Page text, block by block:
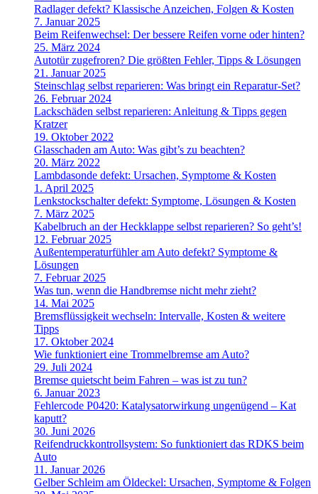
Radlager defekt? Klassische Anzeichen, Folgen & Kosten
7. Januar 2025
Beim Reifenwechsel: Der bessere Reifen vorne oder hinten?
25. März 2024
Autotür zugefroren? Die größten Fehler, Tipps & Lösungen
21. Januar 2025
Steinschlag selbst reparieren: Was bringt ein Reparatur-Set?
26. Februar 2024
Lackschäden selbst reparieren: Anleitung & Tipps gegen
Kratzer
19. Oktober 2022
Glasschaden am Auto: Was gibt’s zu beachten?
20. März 2022
Lambdasonde defekt: Ursachen, Symptome & Kosten
1. April 2025
Lenkstockschalter defekt: Symptome, Lösungen & Kosten
7. März 2025
Kabelbruch an der Heckklappe selbst reparieren? So geht’s!
12. Februar 2025
Außentemperaturfühler am Auto defekt? Symptome &
Lösungen
7. Februar 2025
Was tun, wenn die Handbremse nicht mehr zieht?
14. Mai 2025
Bremsflüssigkeit wechseln: Intervalle, Kosten & weitere
Tipps
17. Oktober 2024
Wie funktioniert eine Trommelbremse am Auto?
29. Juli 2024
Bremse quietscht beim Fahren – was ist zu tun?
6. Januar 2023
Fehlercode P0420: Katalysatorwirkung ungenügend – Kat
kaputt?
30. Juni 2026
Reifendruckkontrollsystem: So funktioniert das RDKS beim
Auto
11. Januar 2026
Gelber Schleim am Öldeckel: Ursachen, Symptome & Folgen